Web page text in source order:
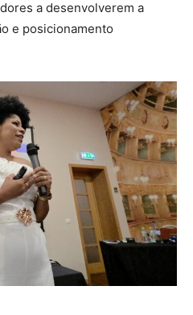
a desenvolverem a
e posicionamento